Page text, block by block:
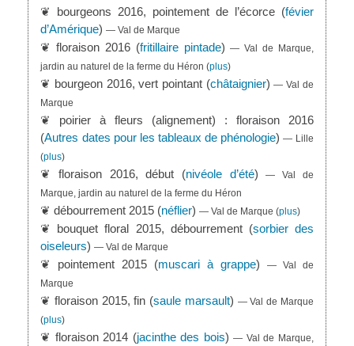
❦ bourgeons 2016, pointement de l’écorce (févier
d’Amérique)— Val de Marque
❦ floraison 2016 (fritillaire pintade)— Val de Marque,
jardin au naturel de la ferme du Héron (plus)
❦ bourgeon 2016, vert pointant (châtaignier)— Val de
Marque
❦ poirier à fleurs (alignement) : floraison 2016
(Autres dates pour les tableaux de phénologie)— Lille
(plus)
❦ floraison 2016, début (nivéole d’été)— Val de
Marque, jardin au naturel de la ferme du Héron
❦ débourrement 2015 (néflier)— Val de Marque (plus)
❦ bouquet floral 2015, débourrement (sorbier des
oiseleurs)— Val de Marque
❦ pointement 2015 (muscari à grappe)
— Val de
Marque
❦ floraison 2015, fin (saule marsault) — Val de Marque
(plus)
❦ floraison 2014 (jacinthe des bois)— Val de Marque,